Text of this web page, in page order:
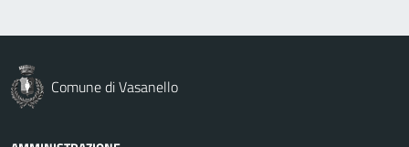
Comune di Vasanello